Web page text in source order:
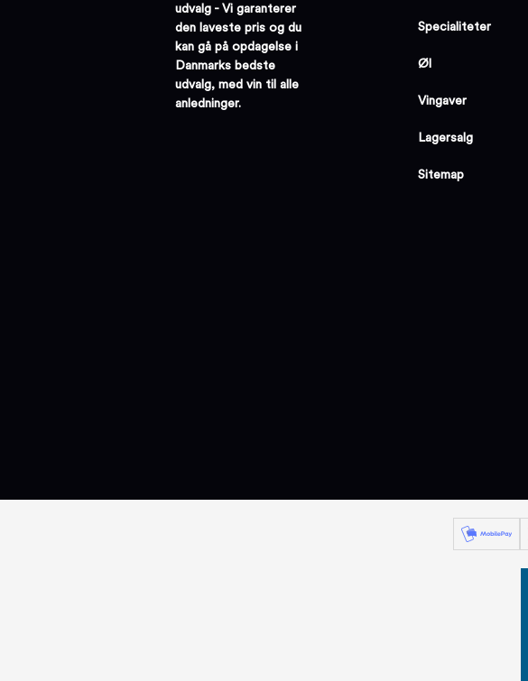
udvalg - Vi garanterer
den laveste pris og du
kan gå på opdagelse i
Danmarks bedste
udvalg, med vin til alle
anledninger.
Specialiteter
Øl
Vingaver
Lagersalg
Sitemap